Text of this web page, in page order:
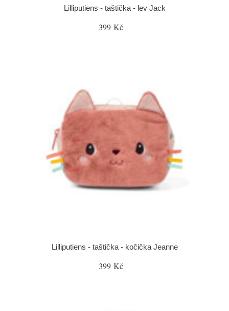
Lilliputiens - taštička - lev Jack
399 Kč
Lilliputiens - taštička - kočička Jeanne
399 Kč